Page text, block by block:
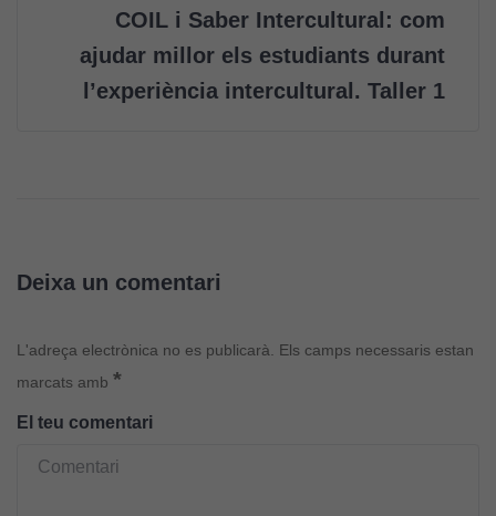
COIL i Saber Intercultural: com
ajudar millor els estudiants durant
l’experiència intercultural. Taller 1
Deixa un comentari
L'adreça electrònica no es publicarà.
Els camps necessaris estan
marcats amb *
El teu comentari